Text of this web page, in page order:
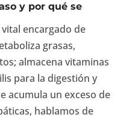
y por qué se
encargado de
grasas,
almacena vitaminas
para la digestión y
acumula un exceso de
hablamos de